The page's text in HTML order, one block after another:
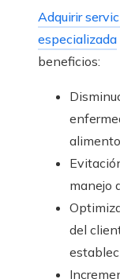
Adquirir
especializada
beneficios:
manejo
del